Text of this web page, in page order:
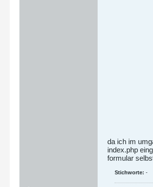
da ich im
index.php
formular
Stichworte: -